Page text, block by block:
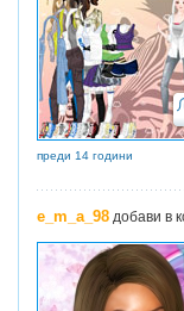
преди 14 години
e_m_a_98 добави в